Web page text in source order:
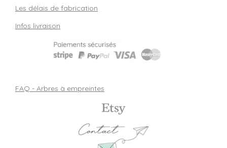
Les délais de fabrication
Infos livraison
FAQ - Arbres à empreintes